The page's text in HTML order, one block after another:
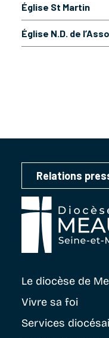
Église St Martin
Église N.D. de
Relations
Le diocèse de
Vivre sa foi
Services